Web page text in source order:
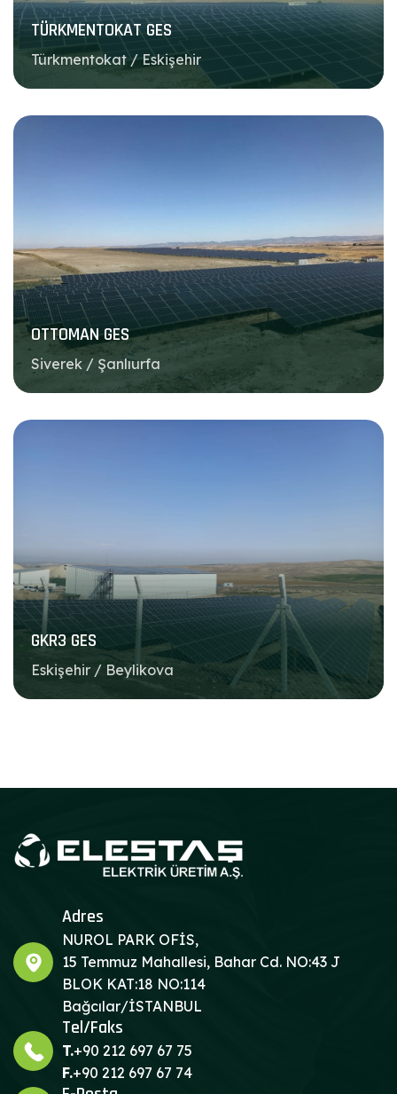
TÜRKMENTOKAT GES
Türkmentokat / Eskişehir
OTTOMAN GES
Siverek / Şanlıurfa
GKR3 GES
Eskişehir / Beylikova
Adres
NUROL PARK OFİS,
15 Temmuz Mahallesi, Bahar Cd. NO:43 J
BLOK KAT:18 NO:114
Bağcılar/İSTANBUL
Tel/Faks
T.+90 212 697 67 75
F.+90 212 697 67 74